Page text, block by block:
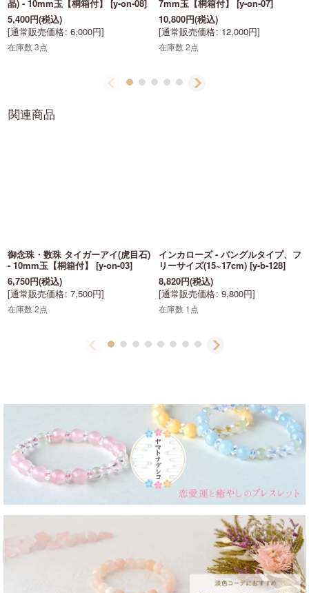
晶) - 10mm玉【桐箱付】 [y-on-08]
5,400円(税込)
[通常販売価格: 6,000円]
在庫数 3点
7mm玉【桐箱付】 [y-on-07]
10,800円(税込)
[通常販売価格: 12,000円]
在庫数 2点
関連商品
御念珠・数珠 タイガーアイ(虎目石)
- 10mm玉【桐箱付】 [y-on-03]
6,750円(税込)
[通常販売価格: 7,500円]
在庫数 2点
インカローズ - バングルタイプ、フ
リーサイズ(15~17cm) [y-b-128]
8,820円(税込)
[通常販売価格: 9,800円]
在庫数 1点